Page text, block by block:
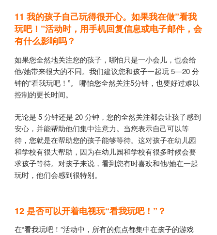
11 我的孩子自己玩得很开心。如果我在做”看我
玩吧！ ”活动时，用手机回复信息或电子邮件，会
有什么影响吗？
如果您全然地关注您的孩子，哪怕只是一小会儿，也会给
他/她带来很大的不同。我们建议您和孩子一起玩 5—20 分
钟的“看我玩吧！”。 哪怕您全然关注5分钟，也要好过难以
控制的更长时间。
无论是 5 分钟还是 20 分钟，您的全然关注都会让孩子感到
安心，并能帮助他们集中注意力。当您表示自己可以等
待，您就是在帮助您的孩子能够等待。这对孩子在幼儿园
和学校有很大帮助，因为在幼儿园和学校有很多时候会要
求孩子等待。对孩子来说，看到您有时喜欢和他/她在一起
玩时，他们会感到很特别。
12 是否可以开着电视玩“看我玩吧！”？
在“看我玩吧！”活动中，所有的焦点都集中在孩子的游戏